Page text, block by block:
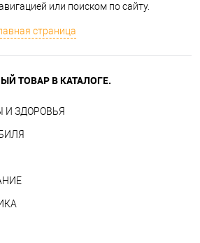
или поиском по сайту.
страница
ТОВАР В КАТАЛОГЕ.
И ЗДОРОВЬЯ